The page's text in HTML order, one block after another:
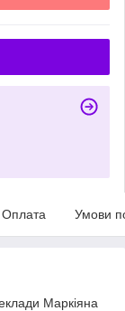
Оплата Умови
Маркіяна